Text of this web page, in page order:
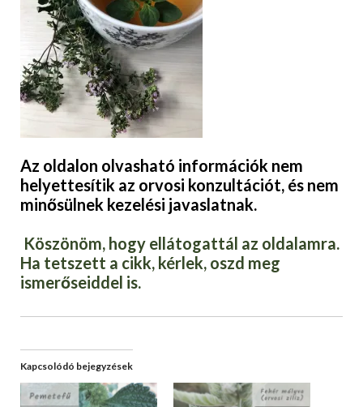
Az oldalon olvasható információk nem
helyettesítik az orvosi konzultációt, és nem
minősülnek kezelési javaslatnak.
Köszönöm, hogy ellátogattál az oldalamra.
Ha tetszett a cikk, kérlek, oszd meg
ismerőseiddel is.
Kapcsolódó bejegyzések